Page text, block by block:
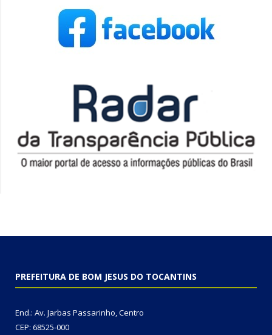
PREFEITURA DE BOM JESUS DO TOCANTINS
End.: Av. Jarbas Passarinho, Centro
CEP: 68525-000